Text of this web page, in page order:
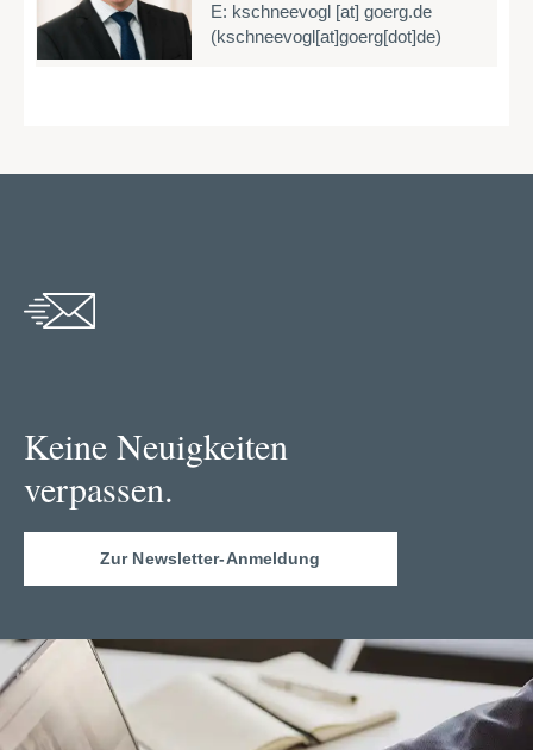
E: kschneevogl [at] goerg.de
(kschneevogl[at]goerg[dot]de)
Keine Neuigkeiten
verpassen.
Zur Newsletter-Anmeldung